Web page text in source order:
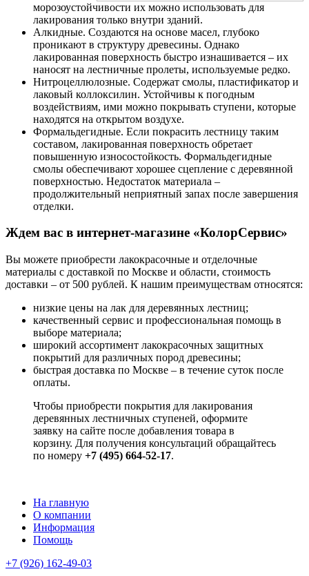
морозоустойчивости их можно использовать для
лакирования только внутри зданий.
Алкидные. Создаются на основе масел, глубоко
проникают в структуру древесины. Однако
лакированная поверхность быстро изнашивается – их
наносят на лестничные пролеты, используемые редко.
Нитроцеллюлозные. Содержат смолы, пластификатор и
лаковый коллоксилин. Устойчивы к погодным
воздействиям, ими можно покрывать ступени, которые
находятся на открытом воздухе.
Формальдегидные. Если покрасить лестницу таким
составом, лакированная поверхность обретает
повышенную износостойкость. Формальдегидные
смолы обеспечивают хорошее сцепление с деревянной
поверхностью. Недостаток материала –
продолжительный неприятный запах после завершения
отделки.
Ждем вас в интернет-магазине «КолорСервис»
Вы можете приобрести лакокрасочные и отделочные
материалы с доставкой по Москве и области, стоимость
доставки – от 500 рублей. К нашим преимуществам относятся:
низкие цены на лак для деревянных лестниц;
качественный сервис и профессиональная помощь в
выборе материала;
широкий ассортимент лакокрасочных защитных
покрытий для различных пород древесины;
быстрая доставка по Москве – в течение суток после
оплаты.
Чтобы приобрести покрытия для лакирования
деревянных лестничных ступеней, оформите
заявку на сайте после добавления товара в
корзину. Для получения консультаций обращайтесь
по номеру +7 (495) 664-52-17.
На главную
О компании
Информация
Помощь
+7 (926) 162-49-03